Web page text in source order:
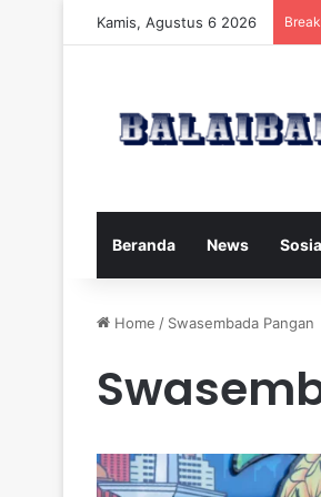
Kamis, Agustus 6 2026
Beranda News
Home / Swasembada Pangan